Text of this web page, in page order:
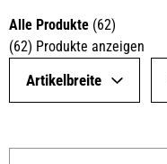
Alle Produkte (62)
(62) Produkte anzeigen
Artikelbreite